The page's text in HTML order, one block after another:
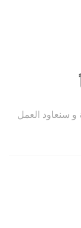
و سنعاود العمل